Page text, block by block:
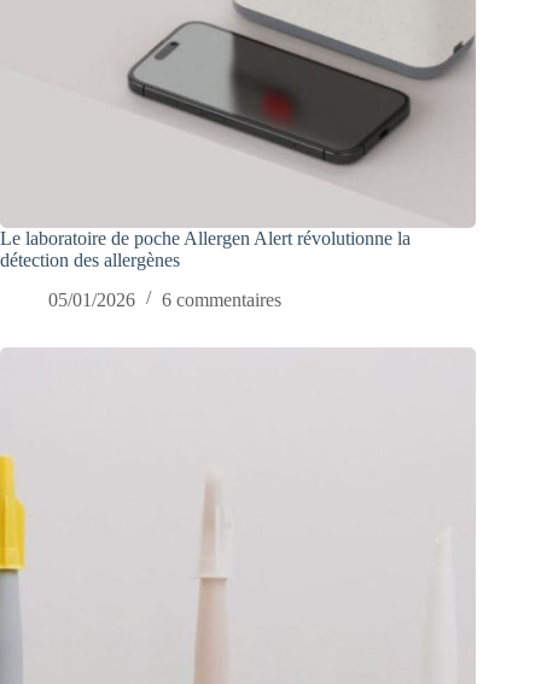
Le laboratoire de poche Allergen Alert révolutionne la
détection des allergènes
05/01/2026
6 commentaires